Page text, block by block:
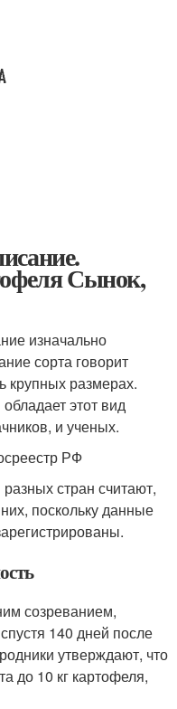
Сынок,
изначально
сорта говорит
крупных размерах.
этот вид
и ученых.
РФ
стран считают,
поскольку данные
созреванием,
140 дней после
утверждают, что
до 10 кг картофеля,